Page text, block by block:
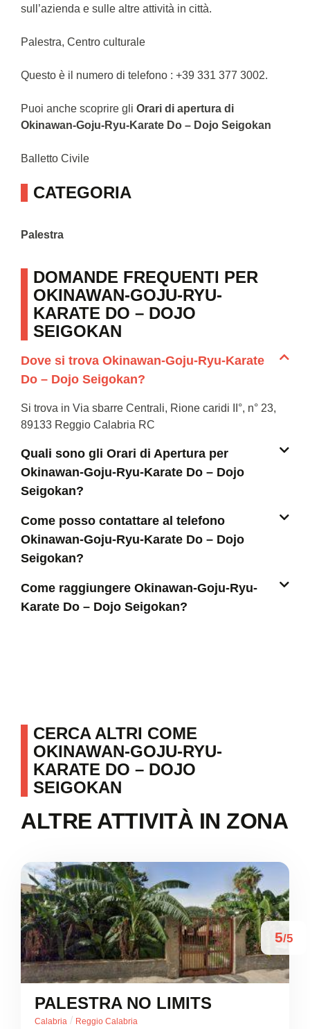
sull’azienda e sulle altre attività in città.
Palestra, Centro culturale
Questo è il numero di telefono : +39 331 377 3002.
Puoi anche scoprire gli Orari di apertura di
Okinawan-Goju-Ryu-Karate Do – Dojo Seigokan
Balletto Civile
CATEGORIA
Palestra
DOMANDE FREQUENTI PER
OKINAWAN-GOJU-RYU-
KARATE DO – DOJO
SEIGOKAN
Dove si trova Okinawan-Goju-Ryu-Karate
Do – Dojo Seigokan?
Si trova in Via sbarre Centrali, Rione caridi II°, n° 23,
89133 Reggio Calabria RC
Quali sono gli Orari di Apertura per
Okinawan-Goju-Ryu-Karate Do – Dojo
Seigokan?
Come posso contattare al telefono
Okinawan-Goju-Ryu-Karate Do – Dojo
Seigokan?
Come raggiungere Okinawan-Goju-Ryu-
Karate Do – Dojo Seigokan?
CERCA ALTRI COME
OKINAWAN-GOJU-RYU-
KARATE DO – DOJO
SEIGOKAN
ALTRE ATTIVITÀ IN ZONA
5/5
PALESTRA NO LIMITS
Calabria / Reggio Calabria